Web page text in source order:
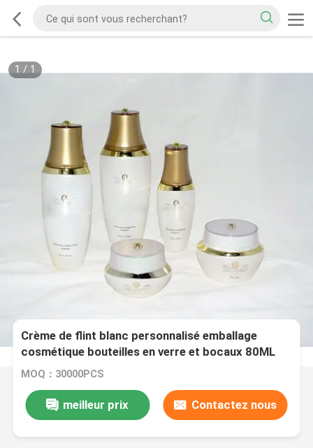
1 / 1
Crème de flint blanc personnalisé emballage
cosmétique bouteilles en verre et bocaux 80ML
30ML
MOQ：30000PCS
meilleur prix Contactez nous